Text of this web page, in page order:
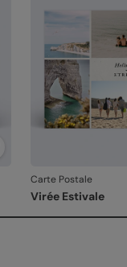
Carte Postale
Virée Estivale